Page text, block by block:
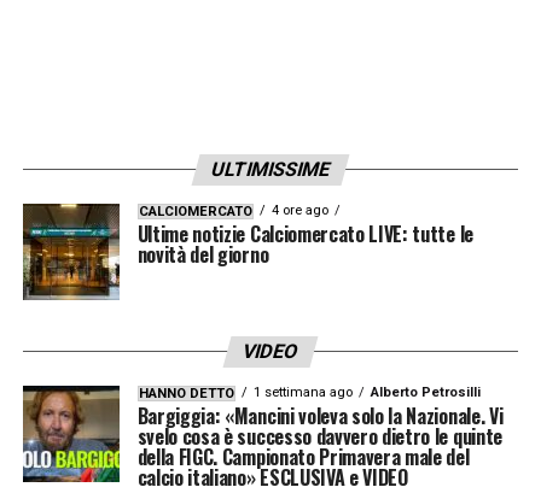
ULTIMISSIME
CALCIOMERCATO 4 ore ago
Ultime notizie Calciomercato LIVE: tutte le
novità del giorno
VIDEO
HANNO DETTO 1 settimana ago Alberto Petrosilli
Bargiggia: «Mancini voleva solo la Nazionale. Vi
svelo cosa è successo davvero dietro le quinte
della FIGC. Campionato Primavera male del
calcio italiano» ESCLUSIVA e VIDEO